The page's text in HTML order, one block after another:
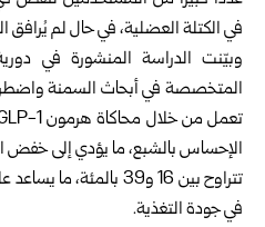
في الكتلة العضلية، في حال لم يُرافق
المتخصصة في أبحاث السمنة
الإحساس بالشبع، ما يؤدي إلى خفض
تتراوح بين 16 و39
في جودة التغذية.